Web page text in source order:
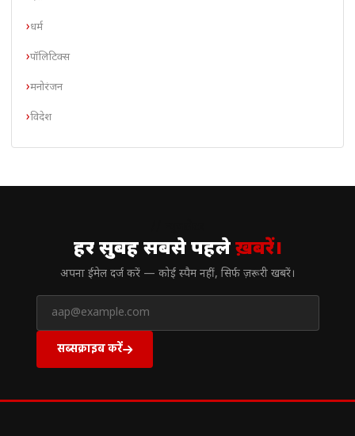
धर्म
पॉलिटिक्स
मनोरंजन
विदेश
हर सुबह सबसे पहलेख़बरें।
अपना ईमेल दर्ज करें — कोई स्पैम नहीं, सिर्फ ज़रूरी खबरें।
सब्सक्राइब करें